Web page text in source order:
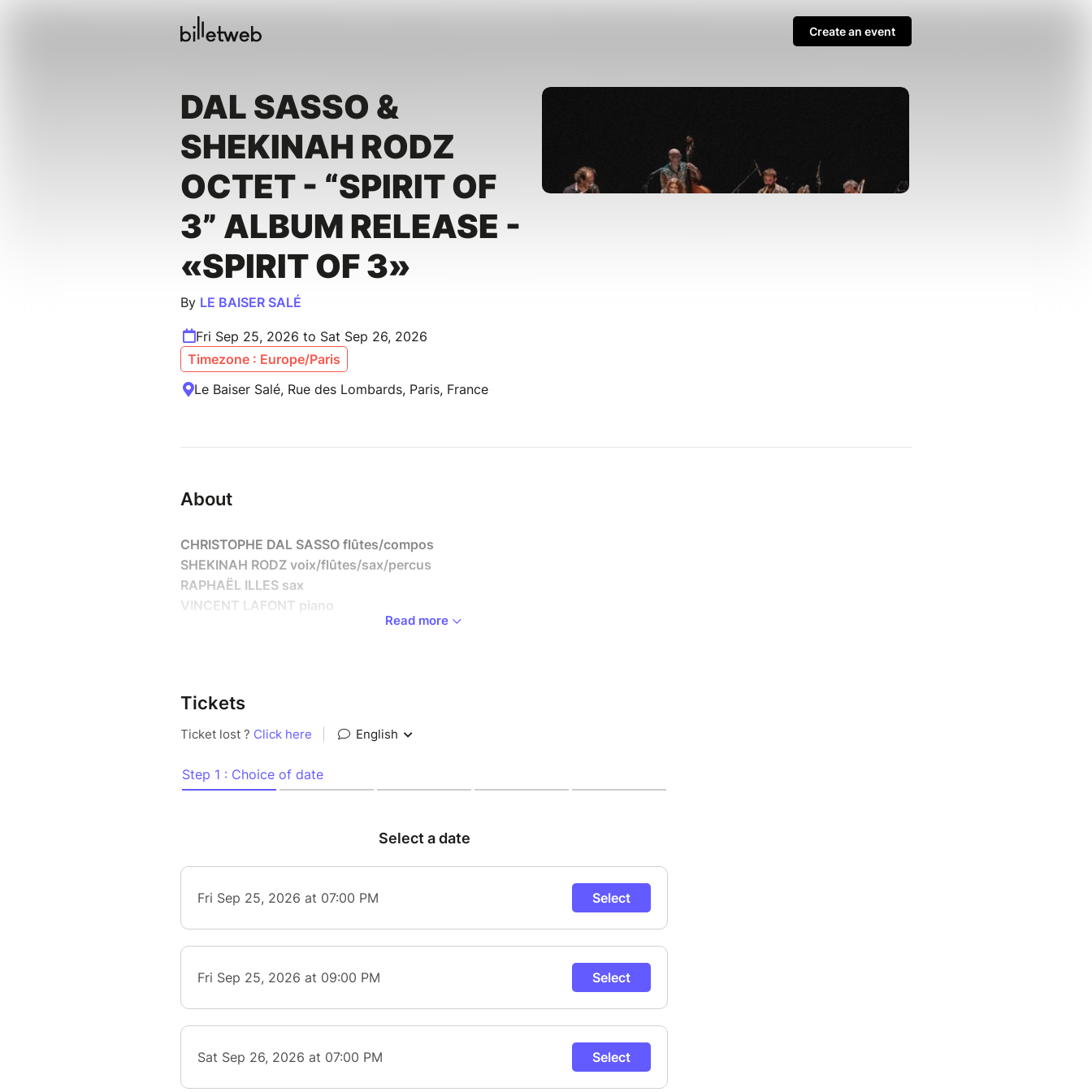
Create an event
DAL SASSO &
SHEKINAH RODZ
OCTET - “SPIRIT OF
3” ALBUM RELEASE -
«SPIRIT OF 3»
By LE BAISER SALÉ
Fri Sep 25, 2026 to Sat Sep 26, 2026
Timezone : Europe/Paris
Le Baiser Salé, Rue des Lombards, Paris, France
About
CHRISTOPHE DAL SASSO flûtes/compos
SHEKINAH RODZ voix/flûtes/sax/percus
RAPHAËL ILLES sax
VINCENT LAFONT piano
MICHAEL STEINMAN trombone/voix
spirituelle entre la plume inspirée de Christophe Dal Sasso et les mots tout en
tutoyer les frontières du jazz dans une célébration du chiffre trois : passé,
Riche de ses écritures passées pour des big band, des chœurs ou des
au croisement des rythmes méditerranéens, africains et indiens.
Trois, encore. Chiffre décidément fondamental qui vient exalter tout ce que
nous avons de binaire, nos bras, nos yeux, nos oreilles et jusqu’aux battements
de nos cœurs.
Trois, pour dire la naissance, la vie, la mort. Mais surtout la vie ! Alors, la
transe fut... L’intuition a ceci de fantastique qu’il lui arrive souvent de voir
juste…
---------------
Read more
Tickets